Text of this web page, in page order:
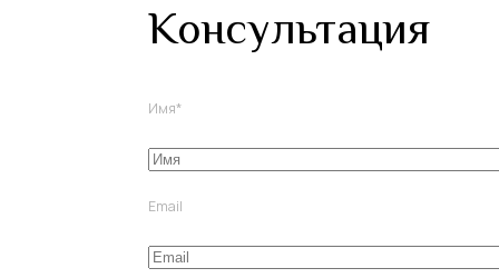
Консультация
Имя*
Email